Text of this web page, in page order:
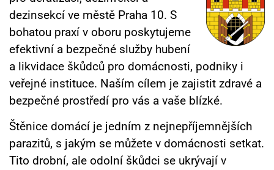
dezinsekcí ve městě Praha 10. S
bohatou praxí v oboru poskytujeme
efektivní a bezpečné služby hubení
a likvidace škůdců pro domácnosti, podniky i
veřejné instituce. Naším cílem je zajistit zdravé a
bezpečné prostředí pro vás a vaše blízké.
Štěnice domácí je jedním z nejnepříjemnějších
parazitů, s jakým se můžete v domácnosti setkat.
Tito drobní, ale odolní škůdci se ukrývají v